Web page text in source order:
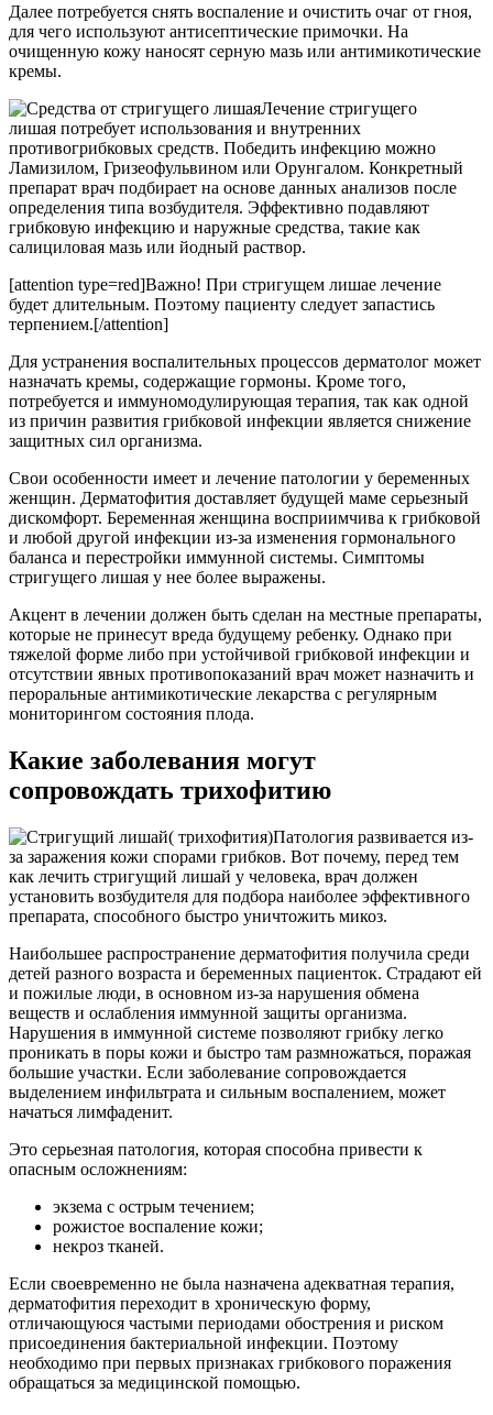
Далее потребуется снять воспаление и очистить очаг от гноя,
для чего используют антисептические примочки. На
очищенную кожу наносят серную мазь или антимикотические
кремы.
Лечение стригущего
лишая потребует использования и внутренних
противогрибковых средств. Победить инфекцию можно
Ламизилом, Гризеофульвином или Орунгалом. Конкретный
препарат врач подбирает на основе данных анализов после
определения типа возбудителя. Эффективно подавляют
грибковую инфекцию и наружные средства, такие как
салициловая мазь или йодный раствор.
[attention type=red]Важно! При стригущем лишае лечение
будет длительным. Поэтому пациенту следует запастись
терпением.[/attention]
Для устранения воспалительных процессов дерматолог может
назначать кремы, содержащие гормоны. Кроме того,
потребуется и иммуномодулирующая терапия, так как одной
из причин развития грибковой инфекции является снижение
защитных сил организма.
Свои особенности имеет и лечение патологии у беременных
женщин. Дерматофития доставляет будущей маме серьезный
дискомфорт. Беременная женщина восприимчива к грибковой
и любой другой инфекции из-за изменения гормонального
баланса и перестройки иммунной системы. Симптомы
стригущего лишая у нее более выражены.
Акцент в лечении должен быть сделан на местные препараты,
которые не принесут вреда будущему ребенку. Однако при
тяжелой форме либо при устойчивой грибковой инфекции и
отсутствии явных противопоказаний врач может назначить и
пероральные антимикотические лекарства с регулярным
мониторингом состояния плода.
Какие заболевания могут
сопровождать трихофитию
Патология развивается из-
за заражения кожи спорами грибков. Вот почему, перед тем
как лечить стригущий лишай у человека, врач должен
установить возбудителя для подбора наиболее эффективного
препарата, способного быстро уничтожить микоз.
Наибольшее распространение дерматофития получила среди
детей разного возраста и беременных пациенток. Страдают ей
и пожилые люди, в основном из-за нарушения обмена
веществ и ослабления иммунной защиты организма.
Нарушения в иммунной системе позволяют грибку легко
проникать в поры кожи и быстро там размножаться, поражая
большие участки. Если заболевание сопровождается
выделением инфильтрата и сильным воспалением, может
начаться лимфаденит.
Это серьезная патология, которая способна привести к
опасным осложнениям:
экзема с острым течением;
рожистое воспаление кожи;
некроз тканей.
Если своевременно не была назначена адекватная терапия,
дерматофития переходит в хроническую форму,
отличающуюся частыми периодами обострения и риском
присоединения бактериальной инфекции. Поэтому
необходимо при первых признаках грибкового поражения
обращаться за медицинской помощью.